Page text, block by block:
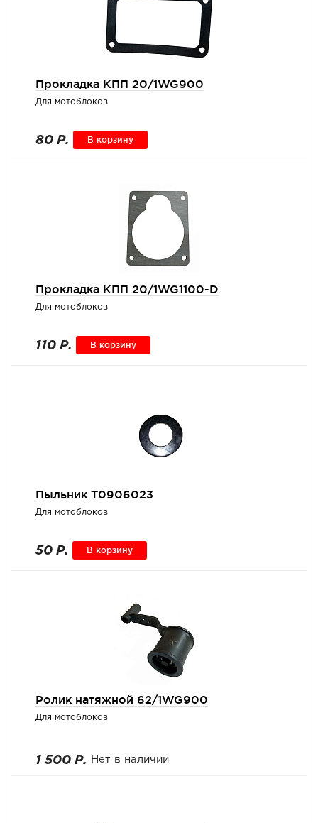
Прокладка КПП 20/1WG900
Для мотоблоков
80 Р. В корзину
Прокладка КПП 20/1WG1100-D
Для мотоблоков
110 Р. В корзину
Пыльник Т0906023
Для мотоблоков
50 Р. В корзину
Ролик натяжной 62/1WG900
Для мотоблоков
1 500 Р. Нет в наличии